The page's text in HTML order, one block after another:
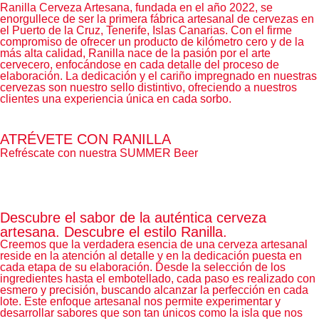
Ranilla Cerveza Artesana, fundada en el año 2022, se
enorgullece de ser la primera fábrica artesanal de cervezas en
el Puerto de la Cruz, Tenerife, Islas Canarias. Con el firme
compromiso de ofrecer un producto de kilómetro cero y de la
más alta calidad, Ranilla nace de la pasión por el arte
cervecero, enfocándose en cada detalle del proceso de
elaboración. La dedicación y el cariño impregnado en nuestras
cervezas son nuestro sello distintivo, ofreciendo a nuestros
clientes una experiencia única en cada sorbo.
ATRÉVETE CON RANILLA
Refréscate con nuestra SUMMER Beer
Descubre el sabor de la auténtica cerveza
artesana. Descubre el estilo Ranilla.
Creemos que la verdadera esencia de una cerveza artesanal
reside en la atención al detalle y en la dedicación puesta en
cada etapa de su elaboración. Desde la selección de los
ingredientes hasta el embotellado, cada paso es realizado con
esmero y precisión, buscando alcanzar la perfección en cada
lote. Este enfoque artesanal nos permite experimentar y
desarrollar sabores que son tan únicos como la isla que nos